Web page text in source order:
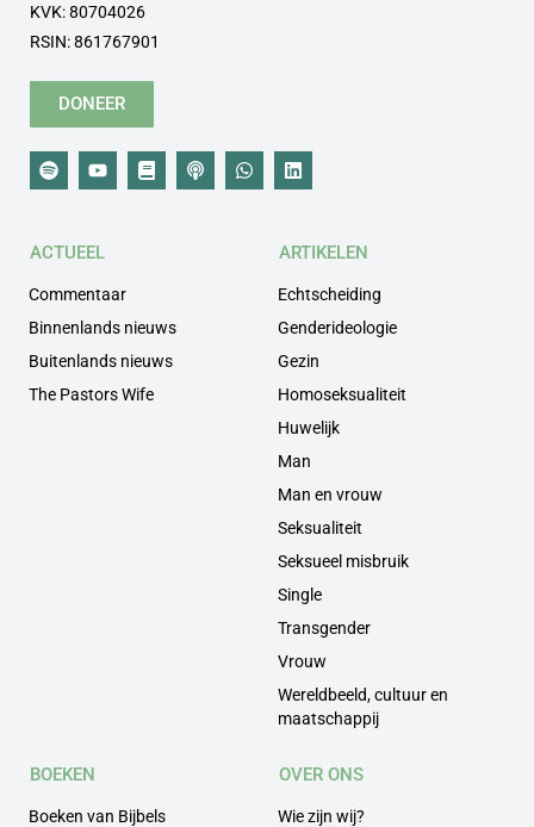
KVK: 80704026
RSIN: 861767901
DONEER
ACTUEEL
Commentaar
Binnenlands nieuws
Buitenlands nieuws
The Pastors Wife
ARTIKELEN
Echtscheiding
Genderideologie
Gezin
Homoseksualiteit
Huwelijk
Man
Man en vrouw
Seksualiteit
Seksueel misbruik
Single
Transgender
Vrouw
Wereldbeeld, cultuur en
maatschappij
BOEKEN
Boeken van Bijbels
OVER ONS
Wie zijn wij?